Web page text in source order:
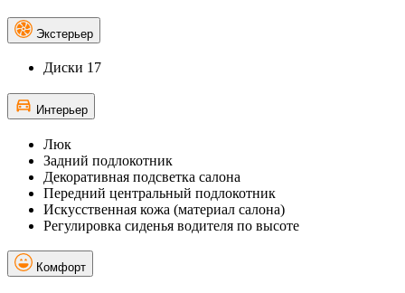
Экстерьер
Диски 17
Интерьер
Люк
Задний подлокотник
Декоративная подсветка салона
Передний центральный подлокотник
Искусственная кожа (материал салона)
Регулировка сиденья водителя по высоте
Комфорт